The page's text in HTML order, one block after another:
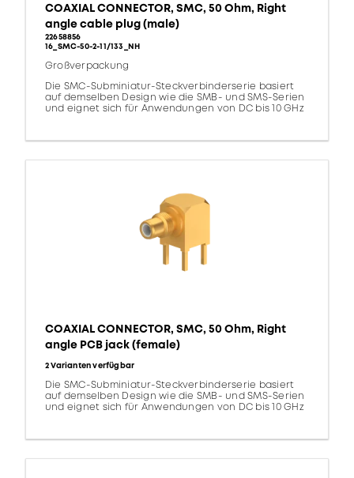
COAXIAL CONNECTOR, SMC, 50 Ohm, Right
angle cable plug (male)
22658856
16_SMC-50-2-11/133_NH
Großverpackung
Die SMC-Subminiatur-Steckverbinderserie basiert
auf demselben Design wie die SMB- und SMS-Serien
und eignet sich für Anwendungen von DC bis 10 GHz
COAXIAL CONNECTOR, SMC, 50 Ohm, Right
angle PCB jack (female)
2 Varianten verfügbar
Die SMC-Subminiatur-Steckverbinderserie basiert
auf demselben Design wie die SMB- und SMS-Serien
und eignet sich für Anwendungen von DC bis 10 GHz